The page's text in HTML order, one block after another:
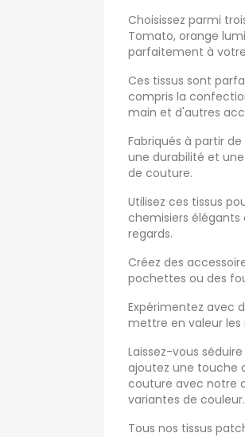
Choisissez parmi
Tomato, orange
parfaitement à
Ces tissus sont
compris la
main et d'autres
Fabriqués à partir
une durabilité et
de couture.
Utilisez ces tissus
chemisiers
regards.
Créez des
pochettes ou des
Expérimentez avec
mettre en valeur les
Laissez-vous
ajoutez une touche
couture avec notre
variantes de couleur.
Tous nos tissus